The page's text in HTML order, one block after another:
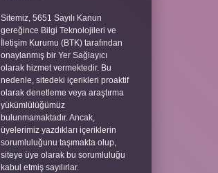
Sitemiz, 5651 Sayılı Kanun
gereğince Bilgi Teknolojileri ve
İletişim Kurumu (BTK) tarafından
onaylanmış bir Yer Sağlayıcı
olarak hizmet vermektedir. Bu
nedenle, sitedeki içerikleri proaktif
olarak denetleme veya araştırma
yükümlülüğümüz
bulunmamaktadır. Ancak,
üyelerimiz yazdıkları içeriklerin
sorumluluğunu taşımakta olup,
siteye üye olarak bu sorumluluğu
kabul etmiş sayılırlar.